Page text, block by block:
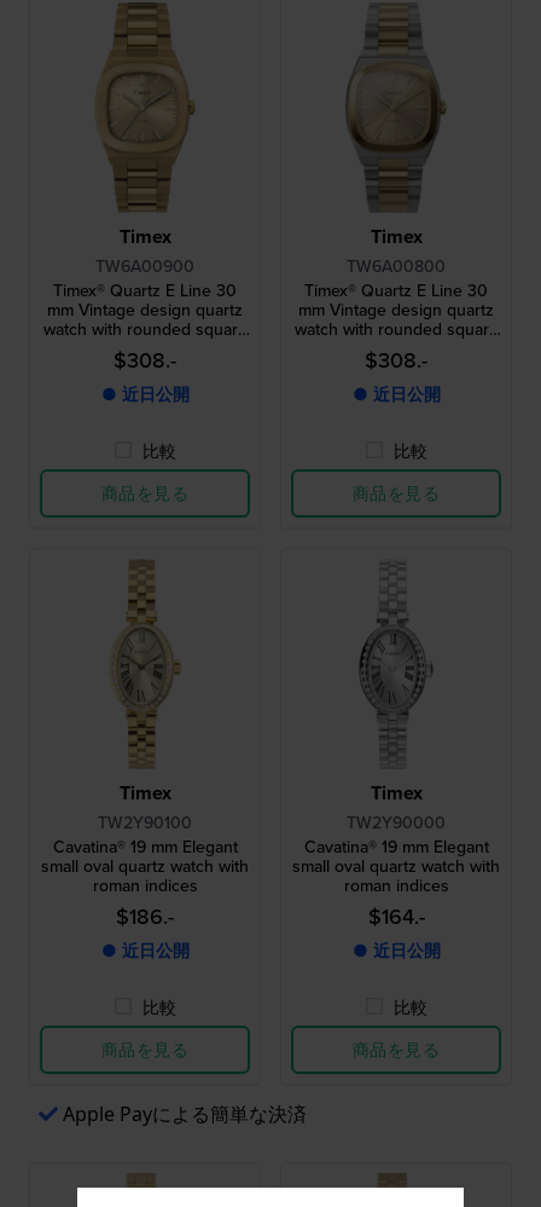
Timex
TW6A00900
Timex® Quartz E Line 30
mm Vintage design quartz
watch with rounded square
case
$308.-
● 近日公開
比較
商品を見る
Timex
TW6A00800
Timex® Quartz E Line 30
mm Vintage design quartz
watch with rounded square
case
$308.-
● 近日公開
比較
商品を見る
Timex
TW2Y90100
Cavatina® 19 mm Elegant
small oval quartz watch with
roman indices
$186.-
● 近日公開
比較
商品を見る
Timex
TW2Y90000
Cavatina® 19 mm Elegant
small oval quartz watch with
roman indices
$164.-
● 近日公開
比較
商品を見る
Apple Payによる簡単な決済